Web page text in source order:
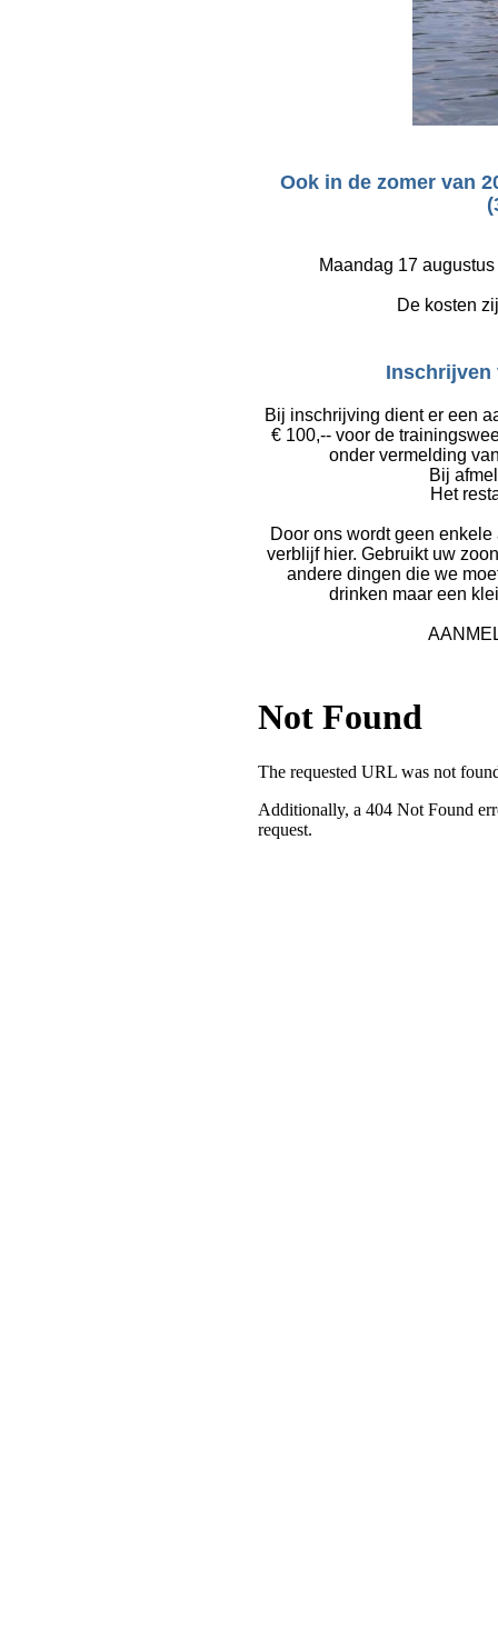
Ook in de zomer van
Maandag 17
De kosten
Inschrijven
Bij inschrijving dient er een
€ 100,-- voor de
onder vermelding
Bij
Het
Door ons wordt geen
verblijf hier. Gebruikt uw
andere dingen die we
drinken maar een